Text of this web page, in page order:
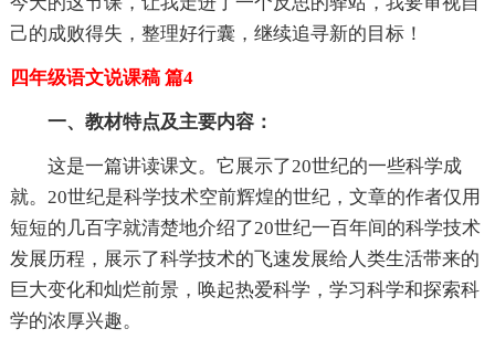
己的成败得失，整理好行囊，继续追寻新的目标！
四年级语文说课稿 篇4
一、教材特点及主要内容：
这是一篇讲读课文。它展示了20世纪的一些科学成
就。20世纪是科学技术空前辉煌的世纪，文章的作者仅用
短短的几百字就清楚地介绍了20世纪一百年间的科学技术
发展历程，展示了科学技术的飞速发展给人类生活带来的
巨大变化和灿烂前景，唤起热爱科学，学习科学和探索科
学的浓厚兴趣。